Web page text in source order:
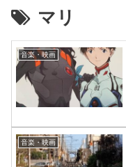
マリ
音楽・映画
音楽・映画